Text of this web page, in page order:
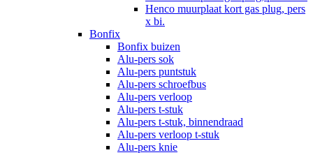
Henco muurplaat kort gas plug, pers
x bi.
Bonfix
Bonfix buizen
Alu-pers sok
Alu-pers puntstuk
Alu-pers schroefbus
Alu-pers verloop
Alu-pers t-stuk
Alu-pers t-stuk, binnendraad
Alu-pers verloop t-stuk
Alu-pers knie